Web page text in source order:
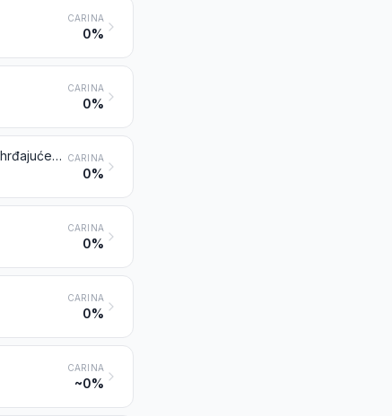
CARINA
0%
CARINA
0%
Nehrđajući čelik u ingotima ili drugim primarnim oblicima; poluproizvodi od nehrđajućeg čelika CARINA
0%
CARINA
0%
CARINA
0%
CARINA
~0%